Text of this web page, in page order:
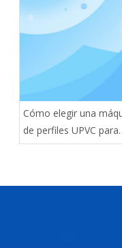
Cómo elegir una
de perfiles UPVC para
puertas y ventanas